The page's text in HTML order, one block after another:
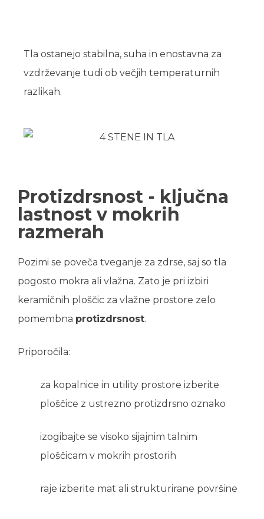
Tla ostanejo stabilna, suha in enostavna za
vzdrževanje tudi ob večjih temperaturnih
razlikah.
Protizdrsnost - ključna
lastnost v mokrih
razmerah
Pozimi se poveča tveganje za zdrse, saj so tla
pogosto mokra ali vlažna. Zato je pri izbiri
keramičnih ploščic za vlažne prostore zelo
pomembna protizdrsnost.
Priporočila:
za kopalnice in utility prostore izberite
ploščice z ustrezno protizdrsno oznako
izogibajte se visoko sijajnim talnim
ploščicam v mokrih prostorih
raje izberite mat ali strukturirane površine